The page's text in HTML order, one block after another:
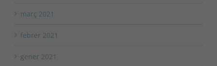
març 2021
febrer 2021
gener 2021